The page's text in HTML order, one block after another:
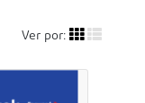
Ver por: